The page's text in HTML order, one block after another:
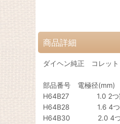
商品詳細
ダイヘン純正 コレット
部品番号 電極径(mm)
H64B27 1.0 2つ
H64B28 1.6 4つ
H64B30 2.0 4つ